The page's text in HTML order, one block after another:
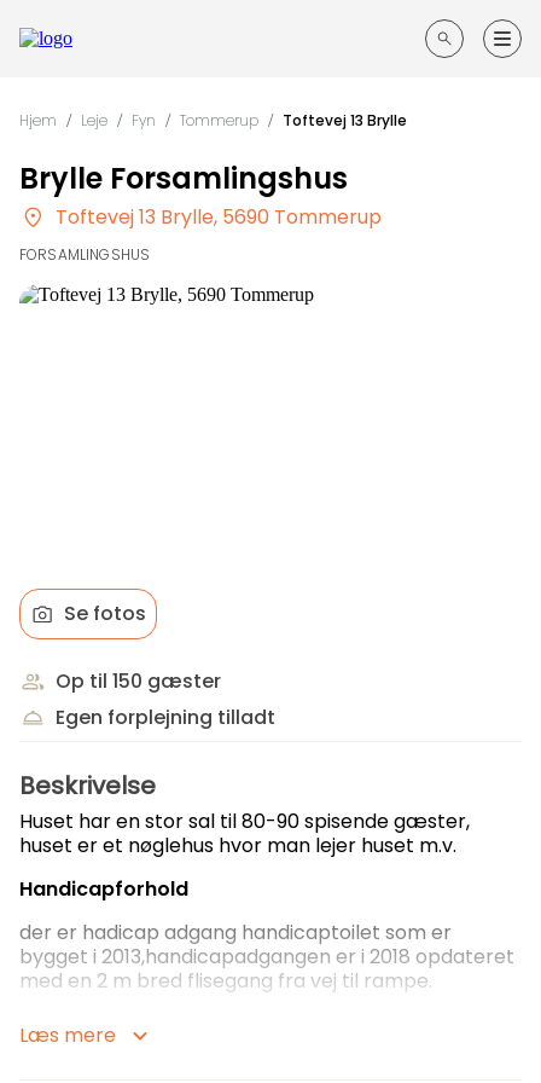
Forside
Guides til din fest
Opret annonce
Kontakt
Søg
efter
steder
Hjem / Leje / Fyn / Tommerup / Toftevej 13 Brylle
Brylle Forsamlingshus
Toftevej 13 Brylle, 5690 Tommerup
FORSAMLINGSHUS
Se fotos
Op til 150 gæster
Egen forplejning tilladt
Beskrivelse
Huset har en stor sal til 80-90 spisende gæster,
huset er et nøglehus hvor man lejer huset m.v.
Handicapforhold
der er hadicap adgang handicaptoilet som er
bygget i 2013,handicapadgangen er i 2018 opdateret
med en 2 m bred flisegang fra vej til rampe.
Standard leje indgår
Læs mere